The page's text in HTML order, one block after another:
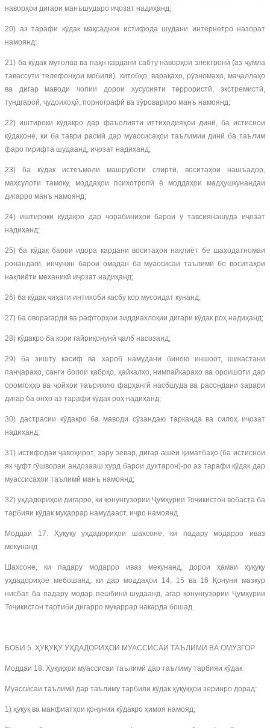
наворҳои дигари манъшударо иҷозат надиҳанд;
20) аз тарафи кӯдак мақсаднок истифода шудани интернетро назорат
намоянд;
21) ба кӯдак мутолаа ва паҳн кардани сабту наворҳои электронӣ (аз ҷумла
тавассути телефонҳои мобилӣ), китобҳо, варақаҳо, рӯзномаҳо, маҷаллаҳо
ва дигар маводи чопии дорои хусусияти террористӣ, экстремистӣ,
тундгароӣ, ҷудоихоҳӣ, порнографӣ ва зӯровариро манъ намоянд;
22) иштироки кӯдакро дар фаъолияти иттиҳодияҳои динӣ, ба истиснои
кӯдаконе, ки ба таври расмӣ дар муассисаҳои таълимии динӣ ба таълим
фаро гирифта шудаанд, иҷозат надиҳанд;
23) ба кӯдак истеъмоли машруботи спиртӣ, воситаҳои нашъадор,
маҳсулоти тамоку, моддаҳои психотропӣ ё моддаҳои мадҳушкунандаи
дигарро манъ намоянд;
24) иштироки кӯдакро дар чорабиниҳои барои ӯ тавсиянашуда иҷозат
надиҳанд;
25) ба кӯдак барои идора кардани воситаҳои нақлиёт бе шаҳодатномаи
ронандагӣ, инчунин барои омадан ба муассисаи таълимӣ бо воситаҳои
нақлиёти механикӣ иҷозат надиҳанд;
26) ба кӯдак ҷиҳати интихоби касбу кор мусоидат кунанд;
27) ба оворагардӣ ва рафторҳои зиддиахлоқии дигари кӯдак роҳ надиҳанд;
28) кӯдакро ба кори ғайриқонунӣ ҷалб насозанд;
29) ба зишту касиф ва хароб намудани биною иншоот, шикастани
панҷараҳо, санги болои қабрҳо, ҳайкалҳо, нимпайкараҳо ва ороишоти дар
оромгоҳҳо ва ҷойҳои таърихию фарҳангӣ насбшуда ва расондани зарари
дигар ба онҳо аз тарафи кӯдак роҳ надиҳанд;
30) дастрасии кӯдакро ба маводи сӯзандаю тарканда ва силоҳ иҷозат
надиҳанд;
31) истифодаи ҷавоҳирот, зару зевар, дигар ашёи қиматбаҳо (ба истиснои
як ҷуфт гӯшвораи андозааш хурд барои духтарон)-ро аз тарафи кӯдак дар
муассисаҳои таълимӣ манъ намоянд;
32) уҳдадориҳои дигарро, ки қонунгузории Ҷумҳурии Тоҷикистон вобаста ба
тарбияи кӯдак муқаррар намудааст, иҷро намоянд.
Моддаи 17. Ҳуқуқу уҳдадориҳои шахсоне, ки падару модарро иваз
мекунанд
Шахсоне, ки падару модарро иваз мекунанд, дорои ҳамаи ҳуқуқу
уҳдадориҳое мебошанд, ки дар моддаҳои 14, 15 ва 16 Қонуни мазкур
нисбат ба падару модар пешбинӣ шудаанд, агар қонунгузории Ҷумҳурии
Тоҷикистон тартиби дигарро муқаррар накарда бошад.
БОБИ 5. ҲУҚУҚУ УҲДАДОРИҲОИ МУАССИСАИ ТАЪЛИМӢ ВА ОМӮЗГОР
Моддаи 18. Ҳуқуқҳои муассисаи таълимӣ дар таълиму тарбияи кӯдак
Муассисаи таълимӣ дар таълиму тарбияи кӯдак ҳуқуқҳои зеринро дорад:
1) ҳуқуқ ва манфиатҳои қонунии кӯдакро ҳимоя намояд;